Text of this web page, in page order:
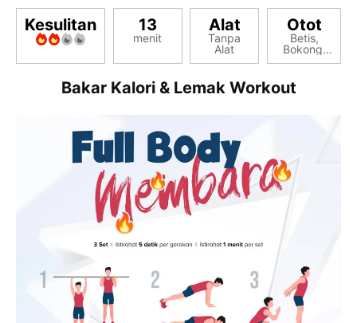
Kesulitan 13
menit
Alat
Tanpa
Alat
Otot
Betis,
Bokong,
Fleksor
Hamstring,
Paha
Bakar Kalori & Lemak Workout